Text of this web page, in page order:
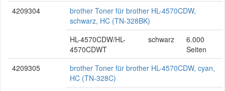
4209304
brother Toner für brother HL-4570CDW,
schwarz, HC (TN-328BK)
HL-4570CDW/HL-
4570CDWT
schwarz
6.000
Seiten
4209305
brother Toner für brother HL-4570CDW, cyan,
HC (TN-328C)